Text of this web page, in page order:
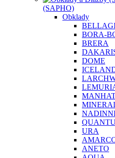
(SAPHO)
Obklady
BORA-
BRERA
DOME
URA
ANETO